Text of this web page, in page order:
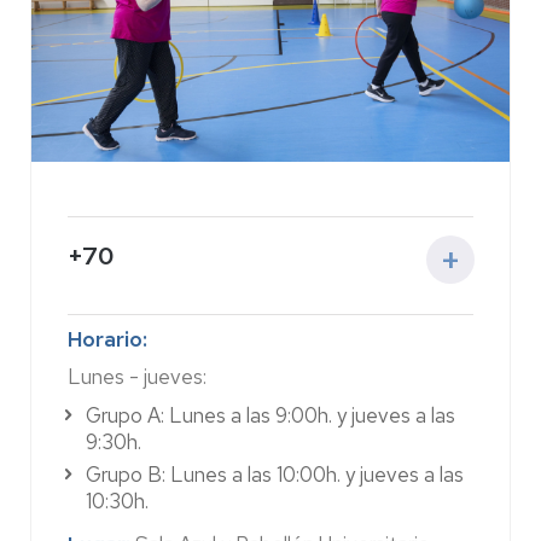
+70
Actividad:
con GENUD, ofrece dos sesiones semanales
adaptadas a personas mayores frágiles o con
movilidad reducida, bajo supervisión
profesional. Su objetivo es mejorar la salud,
condición física y capacidad funcional
mediante ejercicios seguros de fuerza,
equilibrio, resistencia, coordinación, movilidad
Horario:
Lunes - jueves:
Grupo A: Lunes a las 9:00h. y jueves a las
9:30h.
Grupo B: Lunes a las 10:00h. y jueves a las
10:30h.